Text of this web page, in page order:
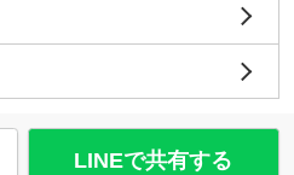
LINEで共有する